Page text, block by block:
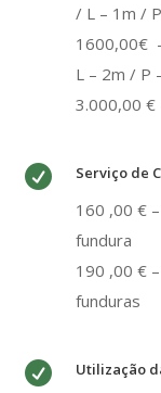
/ L – 1m /
1600,00€
L – 2m / P
3.000,00 €
 Serviço de
160 ,00 €
fundura
190 ,00 €
funduras
 Utilização